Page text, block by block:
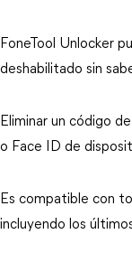
FoneTool Unlocker
deshabilitado sin
Eliminar un código
o Face ID de
Es compatible con
incluyendo los